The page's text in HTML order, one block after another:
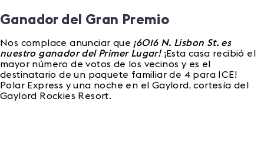
Ganador del Gran Premio
Nos complace anunciar que ¡6016 N. Lisbon St. es
nuestro ganador del Primer Lugar!¡Esta casa recibió el
mayor número de votos de los vecinos y es el
destinatario de un paquete familiar de 4 para ICE!
Polar Express y una noche en el Gaylord, cortesía del
Gaylord Rockies Resort.